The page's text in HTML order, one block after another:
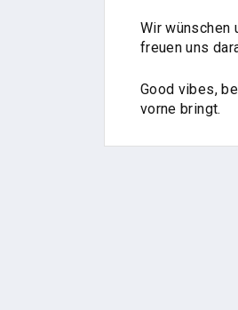
Wir wünschen
freuen uns
Good vibes,
vorne bringt.